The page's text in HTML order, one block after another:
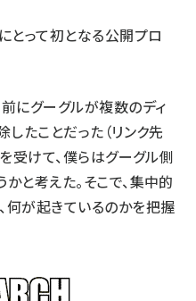
とって初となる公開プロ
にグーグルが複数のディ
したことだった（リンク先
受けて、僕らはグーグル側
と考えた。そこで、集中的
何が起きているのかを把握